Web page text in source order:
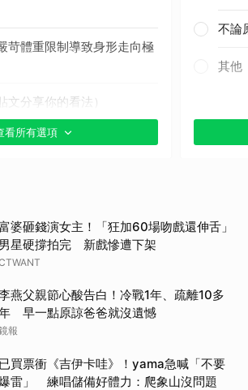
苛體重限制導致身形走向極
文分享你的看法）
看所有選項
不論
其他
婆砸錢演女主！「狂加60場吻戲還伸舌」
男星硬撐拍完 新戲慘遭下架
燕父親節心酸告白！冷戰1年、疏離10多
早一點原諒爸爸就沒遺憾
報
已買票衝《吉伊卡哇》！yama急喊「不要
雷」 練唱儲備好體力：爬象山沒問題